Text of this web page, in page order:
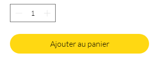
Ajouter au panier